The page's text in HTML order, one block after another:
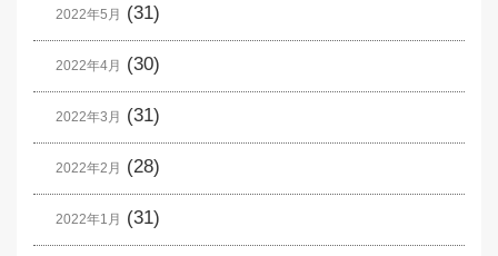
2022年5月 (31)
2022年4月 (30)
2022年3月 (31)
2022年2月 (28)
2022年1月 (31)